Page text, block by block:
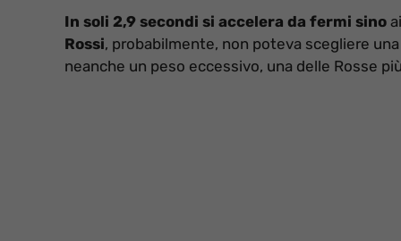
In soli 2,9 secondi si accelera da fermi sino
Rossi, probabilmente, non poteva scegliere una
neanche un peso eccessivo, una delle Rosse